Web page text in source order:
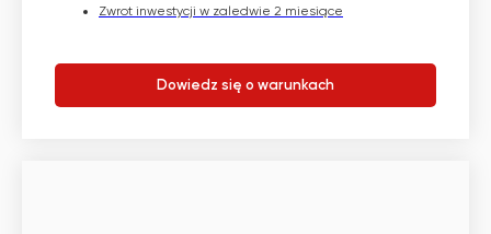
Zwrot inwestycji w zaledwie 2 miesiące
Dowiedz się o warunkach